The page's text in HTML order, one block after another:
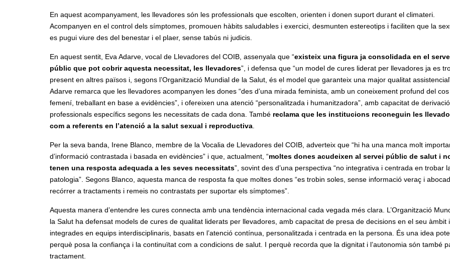
En aquest acompanyament, les llevadores són les professionals que escolten, orienten i donen suport durant el climateri.
Acompanyen en el control dels símptomes, promouen hàbits saludables i exercici, desmunten estereotips i faciliten que la
es pugui viure des del benestar i el plaer, sense tabús ni judicis.
En aquest sentit, Eva Adarve, vocal de Llevadores del COIB, assenyala que “existeix una figura ja consolidada en el
públic que pot cobrir aquesta necessitat, les llevadores”, i defensa que “un model de cures liderat per llevadores ja es
present en altres països i, segons l’Organització Mundial de la Salut, és el model que garanteix una major qualitat
Adarve remarca que les llevadores acompanyen les dones “des d’una mirada feminista, amb un coneixement profund del cos
femení, treballant en base a evidències”, i ofereixen una atenció “personalitzada i humanitzadora”, amb capacitat de
professionals específics segons les necessitats de cada dona. També reclama que les institucions reconeguin les
com a referents en l’atenció a la salut sexual i reproductiva
Per la seva banda, Irene Blanco, membre de la Vocalia de Llevadores del COIB, adverteix que “hi ha una manca molt
d’informació contrastada i basada en evidències” i que, actualment, “moltes dones acudeixen al servei públic de salut i
tenen una resposta adequada a les seves necessitats”, sovint des d’una perspectiva “no integrativa i centrada en trobar
patologia”. Segons Blanco, aquesta manca de resposta fa que moltes dones “es trobin soles, sense informació veraç i
recórrer a tractaments i remeis no contrastats per suportar els símptomes”.
Aquesta manera d’entendre les cures connecta amb una tendència internacional cada vegada més clara. L’Organització
la Salut ha defensat models de cures de qualitat liderats per llevadores, amb capacitat de presa de decisions en el seu àmbit i
integrades en equips interdisciplinaris, basats en l’atenció contínua, personalitzada i centrada en la persona. És una idea
perquè posa la confiança i la continuïtat com a condicions de salut. I perquè recorda que la dignitat i l’autonomia són també
tractament.